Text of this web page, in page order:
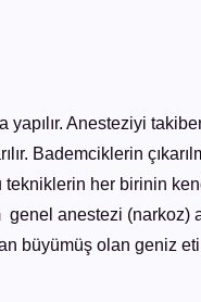
Anesteziyi
Bademciklerin
her birinin
anestezi (narkoz)
büyümüş olan geniz